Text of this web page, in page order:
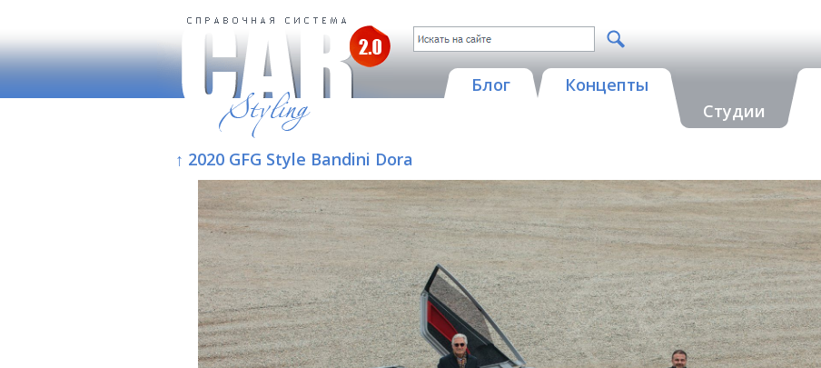
Блог
Концепты
Студии
↑ 2020 GFG Style Bandini Dora